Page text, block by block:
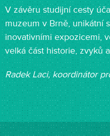
V závěru studijní cesty
muzeum v Brně, unikátní
inovativními expozicemi,
velká část historie, zvyků
Radek Laci, koordinátor